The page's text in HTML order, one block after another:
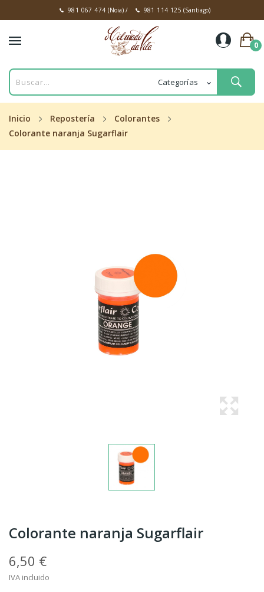
981 067 474 (Noia)/ 981 114 125 (Santiago)
0
Inicio Repostería
Colorantes
Colorante naranja Sugarflair
Colorante naranja Sugarflair
6,50 €
IVA incluido